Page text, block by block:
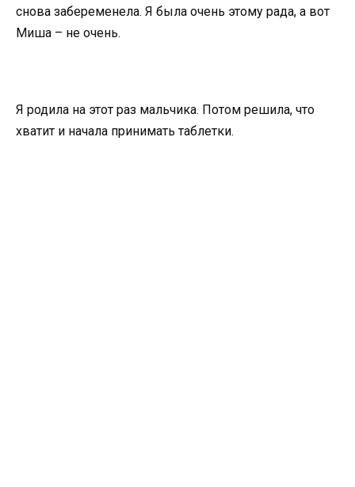
снова забеременела. Я была очень этому рада, а вот
Миша – не очень.
Я родила на этот раз мальчика. Потом решила, что
хватит и начала принимать таблетки.